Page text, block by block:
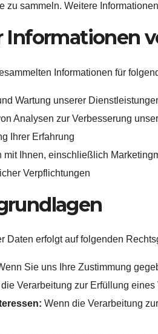
zu sammeln. Weitere
Informationen
Informationen für
Wartung unserer
Analysen zur Verbesserung
Ihrer Erfahrung
mit Ihnen, einschließlich
Verpflichtungen
Daten erfolgt auf folgenden
Sie uns Ihre Zustimmung
Verarbeitung zur Erfüllung eines
Wenn die Verarbeitung